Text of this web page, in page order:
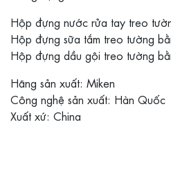
Hộp đựng nước rửa tay treo
Hộp đựng sữa tắm treo tường
Hộp đựng dầu gội treo tường
Hãng sản xuất: Miken
Công nghệ sản xuất: Hàn Quốc
Xuất xứ: China